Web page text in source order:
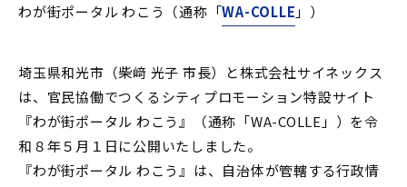
わが街ポータル わこう（通称「WA-COLLE 」）
埼玉県和光市（柴﨑 光子 市長）と株式会社サイネックス
は、官民協働でつくるシティプロモーション特設サイト
『わが街ポータル わこう』（通称「WA-COLLE」）を令
和８年５月１日に公開いたしました。
『わが街ポータル わこう』は、自治体が管轄する行政情